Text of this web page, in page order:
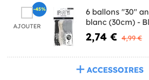
AJOUTER
6 ballons "30"
blanc (30cm) -
2,74 € 4,99 €
-45%
ACCESSOIRES